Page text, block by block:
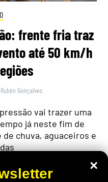
frente fria traz
até 50 km/h
Rubén Gonçalves
vai trazer uma
já neste fim de
chuva, aguaceiros e
×